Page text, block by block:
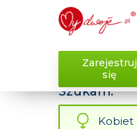
Zarejestruj
się
Szukam:
Kobiet